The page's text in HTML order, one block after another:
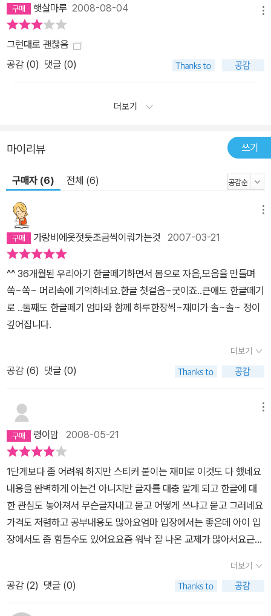
햇살마루 2008-08-04
그런대로 괜찮음
공감 (0) 댓글 (0)
더보기
마이리뷰 쓰기
구매자 (6) 전체 (6)
가랑비에옷젓듯조금씩이뤄가는것 2007-03-21
^^ 36개월된 우리아기 한글떼기하면서 몸으로 자음,모음을 만들며
쏙~쏙~ 머리속에 기억하네요.한글 첫걸음~굿이죠..큰애도 한글떼기
로 ..둘째도 한글떼기 엄마와 함께 하루한장씩~재미가 솔~솔~ 정이
깊어집니다.
더보기
공감 (6) 댓글 (0)
령이맘 2008-05-21
1단게보다 좀 어려워 하지만 스티커 붙이는 재미로 이것도 다 했네요
내용을 완벽하게 아는건 아니지만 글자를 대충 알게 되고 한글에 대
한 관심도 놓아져서 무슨글자내고 묻고 어떻게 쓰냐고 묻고 그러네요
가격도 저렴하고 공부내용도 많아요엄마 입장에서는 좋은데 아이 입
장에서도 좀 힘들수도 있어요요즘 워낙 잘 나온 교제가 많아서요근데
더보기
공감 (2) 댓글 (0)